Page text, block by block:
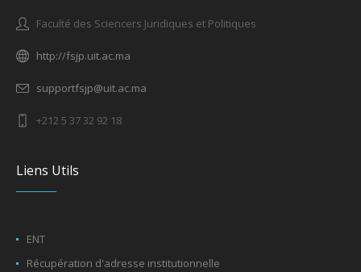
Faculté des Sciencers Juridiques et Politiques
http://fsjp.uit.ac.ma
supportfsjp@uit.ac.ma
+212 5 37 32 92 18
Liens Utils
ENT
Récupération d'adresse institutionnelle